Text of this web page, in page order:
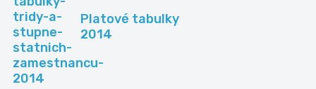
Platové tabulky
2014